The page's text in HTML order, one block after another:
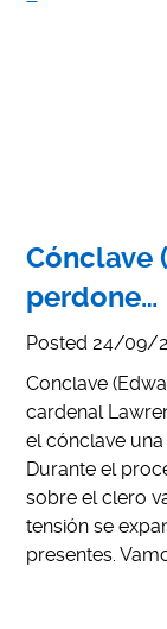
Cónclave
perdone…
Posted 24/09/
Conclave
cardenal
el cónclave
Durante el
sobre el clero
tensión se
presentes.